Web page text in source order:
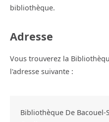
bibliothèque.
Adresse
Vous trouverez la
l'adresse suivante :
Bibliothèque De Bacouel-